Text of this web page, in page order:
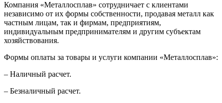
Компания «Металлосплав» сотрудничает с клиентами
независимо от их формы собственности, продавая металл как
частным лицам, так и фирмам, предприятиям,
индивидуальным предпринимателям и другим субъектам
хозяйствования.
Формы оплаты за товары и услуги компании «Металлосплав»:
– Наличный расчет.
– Безналичный расчет.